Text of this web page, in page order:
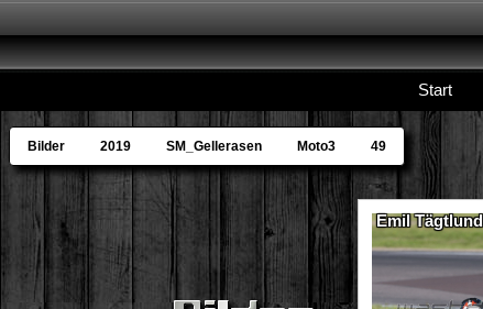
Start
Bilder 2019 SM_Gellerasen Moto3 49
Emil Tägtlund